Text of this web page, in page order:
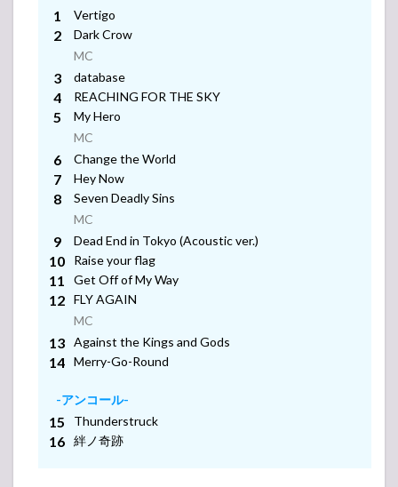
-アンコール-
-アンコール-
MC
-アンコール-
MC
-アンコール-
MC
MC
-アンコール-
MC
MC
-アンコール-
MC
MC
MC
-アンコール-
MC
MC
MC
MC
-アンコール-
Vertigo
Dark Crow
MC
database
REACHING FOR THE SKY
My Hero
MC
Change the World
Hey Now
Seven Deadly Sins
MC
Dead End in Tokyo (Acoustic ver.)
Raise your flag
Get Off of My Way
FLY AGAIN
MC
Against the Kings and Gods
Merry-Go-Round
-アンコール-
Thunderstruck
絆ノ奇跡